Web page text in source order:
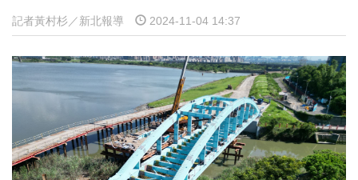
記者黃村杉／新北報導 2024-11-04 14:37